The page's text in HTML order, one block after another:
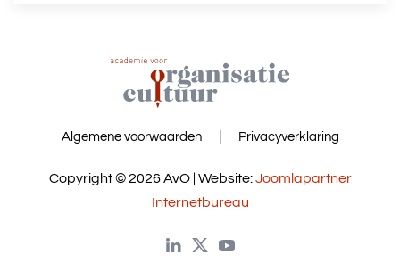
Algemene voorwaarden Privacyverklaring
Copyright © 2026 AvO | Website:Joomlapartner
Internetbureau